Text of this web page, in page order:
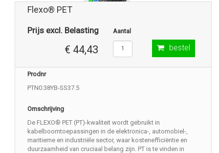
Flexo® PET
Prijs excl. Belasting
€ 44,43
Aantal
bestel
Prodnr
PTN0.38YB-SS37.5
Omschrijving
De FLEXO® PET (PT)-kwaliteit wordt gebruikt in
kabelboomtoepassingen in de elektronica-, automobiel-,
maritieme en industriële sector, waar kostenefficiëntie en
duurzaamheid van cruciaal belang zijn. PT is te vinden in